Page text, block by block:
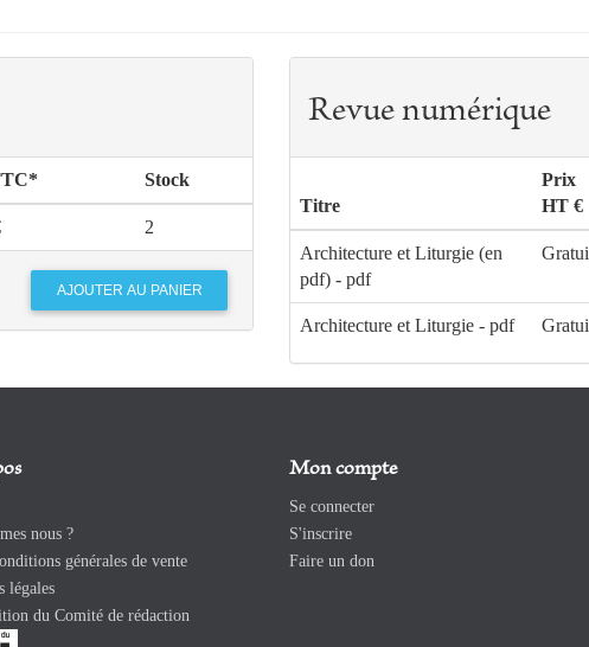
Stock
2
Revue numérique
Titre
Prix
HT €
Architecture et Liturgie (en
pdf) - pdf
Architecture et Liturgie - pdf
nous ?
générales de vente
légales
du Comité de rédaction
Mon compte
Se connecter
S'inscrire
Faire un don